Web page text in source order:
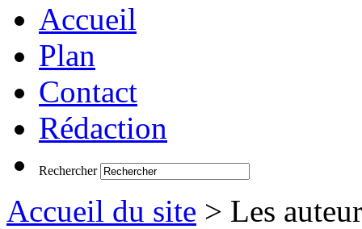
Accueil
Plan
Contact
Rédaction
Rechercher
Accueil du site > Les